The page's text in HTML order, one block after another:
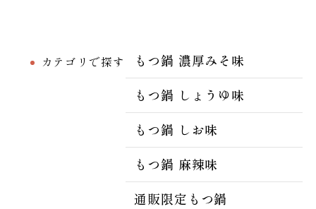
カテゴリで探す
もつ鍋 濃厚みそ味
もつ鍋 しょうゆ味
もつ鍋 しお味
もつ鍋 麻辣味
通販限定もつ鍋